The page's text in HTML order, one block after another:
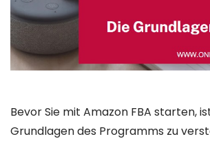
Bevor Sie mit Amazon FBA starten,
Grundlagen des Programms zu